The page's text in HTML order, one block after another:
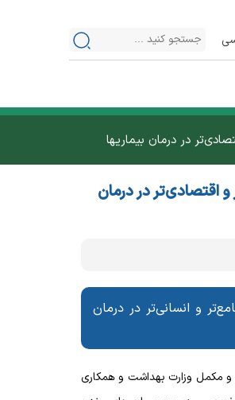
در درمان بیماریها
اقتصادی‌تر در درمان
و انسانی‌تر در درمان
و مکمل وزارت بهداشت و همکاری